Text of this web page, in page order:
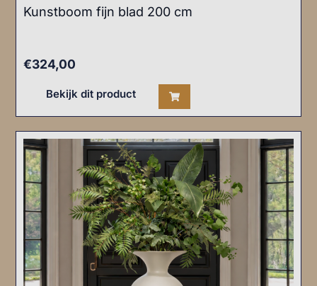
Kunstboom fijn blad 200 cm
€324,00
Bekijk dit product